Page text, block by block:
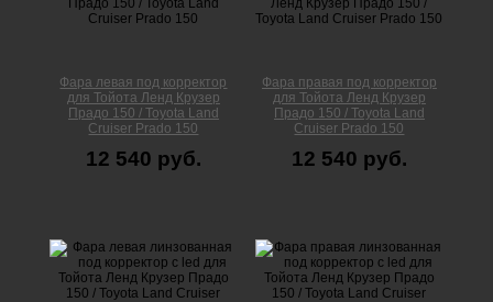
Фара левая под корректор
для Тойота Ленд Крузер
Прадо 150 / Toyota Land
Cruiser Prado 150
12 540 руб.
Фара правая под корректор
для Тойота Ленд Крузер
Прадо 150 / Toyota Land
Cruiser Prado 150
12 540 руб.